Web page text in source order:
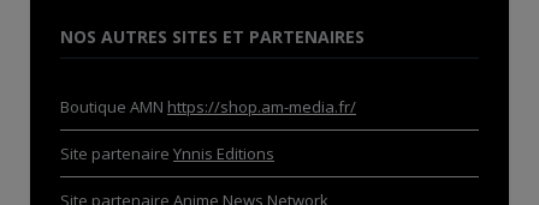
NOS AUTRES SITES ET PARTENAIRES
Boutique AMN https://shop.am-media.fr/
Site partenaire Ynnis Editions
Site partenaire Anime News Network